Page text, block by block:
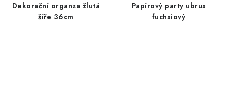
Dekorační organza žlutá
šíře 36cm
Papírový party ubrus
fuchsiový